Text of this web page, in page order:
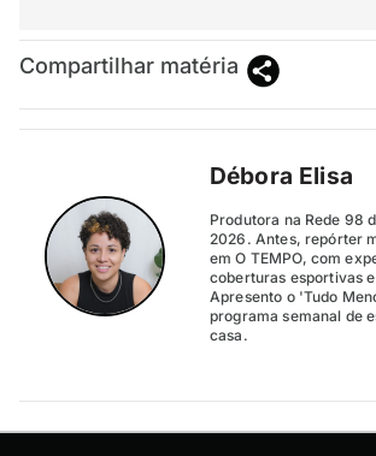
Compartilhar matéria
Débora Elisa
Produtora na Rede 98
2026. Antes, repórter
em O TEMPO, com
coberturas esportivas
Apresento o 'Tudo
programa semanal de
casa.